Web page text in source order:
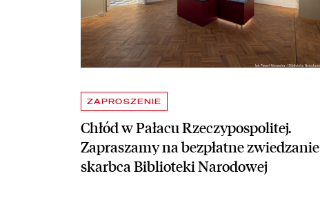
ZAPROSZENIE
Chłód w Pałacu Rzeczypospolitej.
Zapraszamy na bezpłatne zwiedzanie
skarbca Biblioteki Narodowej